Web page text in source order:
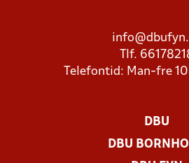
Tlf.
Telefontid: Man-fre
DBU
DBU